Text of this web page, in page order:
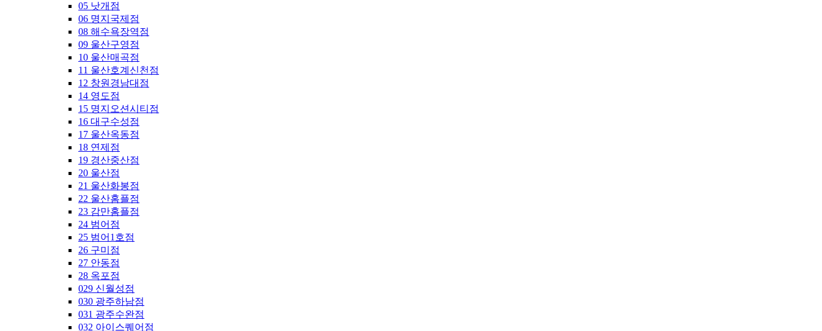
05 낫개점
06 명지국제점
08 해수욕장역점
09 울산구영점
10 울산매곡점
11 울산호계신천점
12 창원경남대점
14 영도점
15 명지오션시티점
16 대구수성점
17 울산옥동점
18 연제점
19 경산중산점
20 울산점
21 울산화봉점
22 울산홈플점
23 감만홈플점
24 범어점
25 범어1호점
26 구미점
27 안동점
28 옥포점
029 신월성점
030 광주하남점
031 광주수완점
032 아이스퀘어점